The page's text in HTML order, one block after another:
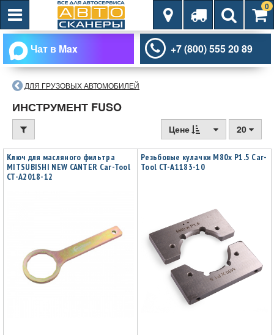
0
Чат в Max +7 (800) 555 20 89
ДЛЯ ГРУЗОВЫХ АВТОМОБИЛЕЙ
ИНСТРУМЕНТ FUSO
Цене 20
Ключ для масляного фильтра
MITSUBISHI NEW CANTER Car-Tool
CT-A2018-12
Резьбовые кулачки M80x P1.5 Car-
Tool CT-A1183-10